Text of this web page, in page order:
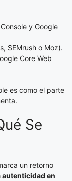
y Google
SEMrush o Moz).
Core Web
es como el parte
Se
un retorno
en